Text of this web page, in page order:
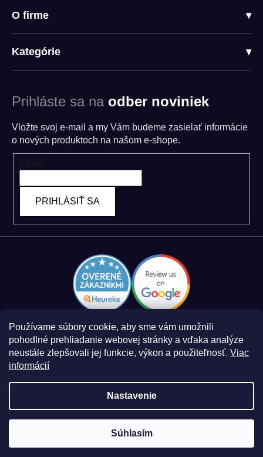
Používame súbory cookie, aby sme vám umožnili
pohodlné prehliadanie webovej stránky a vďaka analýze
neustále zlepšovali jej funkcie, výkon a použiteľnosť. Viac
informácií
Nastavenie
Súhlasím
O firme ▾
Kategórie ▾
Prihláste sa na odber noviniek
Vložte svoj e-mail a my Vám budeme zasielať informácie
o nových produktoch na našom e-shope.
PRIHLÁSIŤ SA
Zásady spracovania osobných údajov
Obchodné podmienky
Vytvoril Shoptet a
Copyright 2026Smart Log. Všetky práva vyhradené.